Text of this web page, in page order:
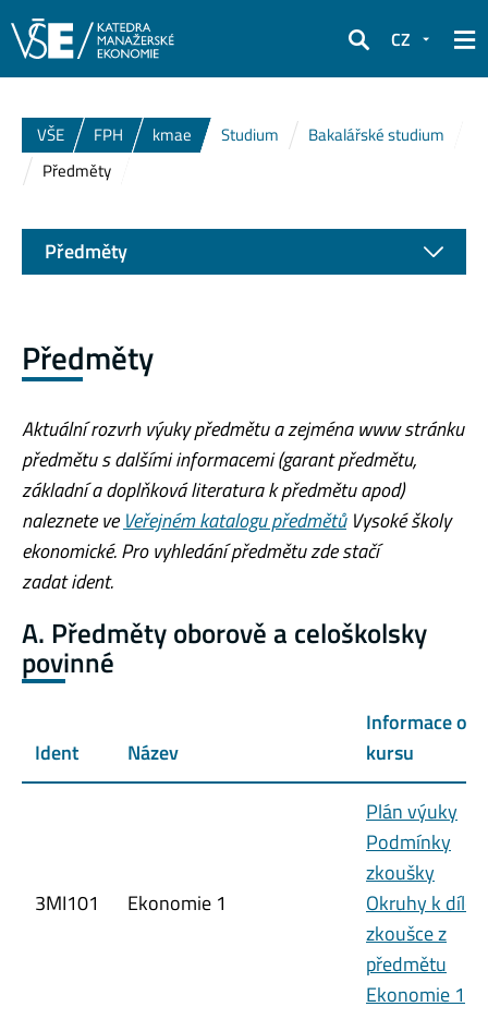
Hledat
CZ
VŠE FPH kmae Studium
Bakalářské studium
Předměty
Předměty
Aktuální rozvrh výuky předmětu a zejména www stránku
předmětu s dalšími informacemi (garant předmětu,
základní a doplňková literatura k předmětu apod)
naleznete ve Veřejném katalogu předmětůVysoké školy
ekonomické. Pro vyhledání předmětu zde stačí
zadat ident.
A. Předměty oborově a celoškolsky
povinné
Ident Název
Informace o
kursu
3MI101 Ekonomie 1
Plán výuky
Podmínky
zkoušky
Okruhy k dílčí
zkoušce z
předmětu
Ekonomie 1
Předměty